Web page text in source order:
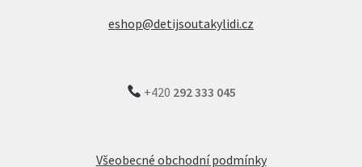
eshop@detijsoutakylidi.cz
+420 292 333 045
Všeobecné obchodní podmínky